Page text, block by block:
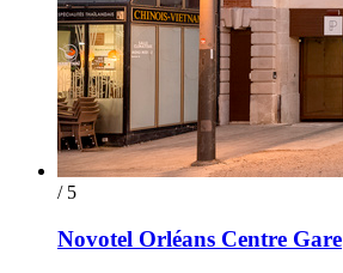
/ 5
Novotel Orléans Centre Gare